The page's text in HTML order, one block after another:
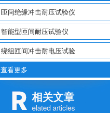
匝间绝缘冲击耐压试验仪
智能型匝间耐压试验仪
绕组匝间冲击耐电压试验
查看更多
相关文章
elated articles